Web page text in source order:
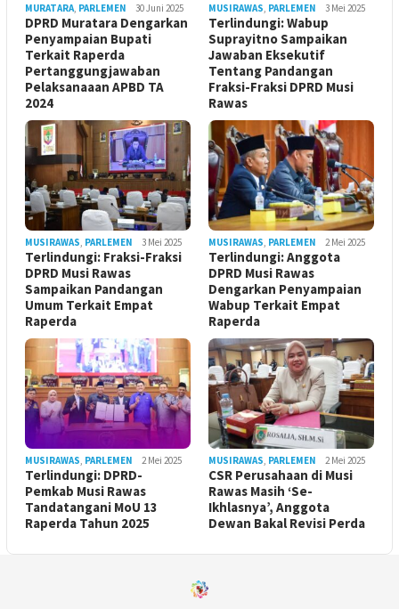
MURATARA, PARLEMEN 30 Juni 2025
DPRD Muratara Dengarkan
Penyampaian Bupati
Terkait Raperda
Pertanggungjawaban
Pelaksanaaan APBD TA
2024
MUSIRAWAS, PARLEMEN 3 Mei 2025
Terlindungi: Wabup
Suprayitno Sampaikan
Jawaban Eksekutif
Tentang Pandangan
Fraksi-Fraksi DPRD Musi
Rawas
MUSIRAWAS, PARLEMEN 3 Mei 2025
Terlindungi: Fraksi-Fraksi
DPRD Musi Rawas
Sampaikan Pandangan
Umum Terkait Empat
Raperda
MUSIRAWAS, PARLEMEN 2 Mei 2025
Terlindungi: Anggota
DPRD Musi Rawas
Dengarkan Penyampaian
Wabup Terkait Empat
Raperda
MUSIRAWAS, PARLEMEN 2 Mei 2025
Terlindungi: DPRD-
Pemkab Musi Rawas
Tandatangani MoU 13
Raperda Tahun 2025
MUSIRAWAS, PARLEMEN 2 Mei 2025
CSR Perusahaan di Musi
Rawas Masih ‘Se-
Ikhlasnya’, Anggota
Dewan Bakal Revisi Perda ‎